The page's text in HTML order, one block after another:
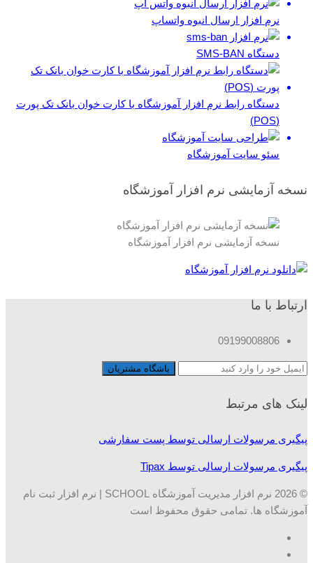
نرم افزار ارسال انبوه واتساپ
دستگاه SMS-BAN
دستگاه رابط نرم افزار آموزشگاه با کارت خوان بانک تک پورت
(POS)
سئو سایت آموزشگاه
نسخه آزمایشی نرم افزار آموزشگاه
نسخه آزمایشی نرم افزار آموزشگاه
ارتباط با ما
09199008806
لینک های مرتبط
پیگیری مرسولات ارسالی توسط پست سفارشی
پیگیری مرسولات ارسالی توسط Tipax
© 2026 نرم افزار مدیریت آموزشگاه SCHOOL | نرم افزار ثبت نام
آموزشگاه ها. تمامی حقوق محفوظ است